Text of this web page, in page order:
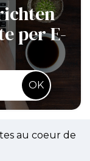
per E-
OK
au coeur de